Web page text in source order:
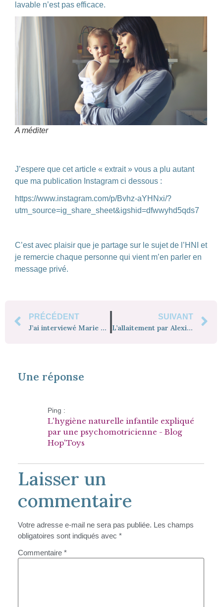
lavable n’est pas efficace.
A méditer
J’espere que cet article « extrait » vous a plu autant
que ma publication Instagram ci dessous :
https://www.instagram.com/p/Bvhz-aYHNxi/?
utm_source=ig_share_sheet&igshid=dfwwyhd5qds7
C’est avec plaisir que je partage sur le sujet de l’HNI et
je remercie chaque personne qui vient m’en parler en
message privé.
PRÉCÉDENT
J’ai interviewé Marie de Psychomot USA
SUIVANT
L’allaitement par Alexia Psychomamotricienne
Une réponse
Ping :
L'hygiène naturelle infantile expliqué
par une psychomotricienne - Blog
Hop'Toys
Laisser un
commentaire
Votre adresse e-mail ne sera pas publiée. Les champs
obligatoires sont indiqués avec *
Commentaire *